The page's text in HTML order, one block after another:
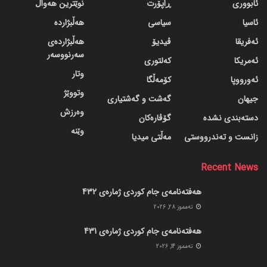
ئابووری
ئاسیا
ئەفریقا
ئەمریکا
ئەورووپا
جیهان
دسته‌بندی نشده
زانست و تەندرووستی
ڕاپۆرت
سیاسی
ڤیدیۆ
کەلتوری
کۆمەڵگا
گه‌شت و گه‌شتیاری
گۆڤاره‌کان
مەڵتی میدیا
نوێترین هەواڵ
هەڵبژاردە
هەڵبژاردەی
سەرنووسەر
وتار
وتووێژ
وەرزش
وێنە
Recent News
هەفتەنامەی جام کوردی ژمارەی 432
ته‌مموز 28, 2026
هەفتەنامەی جام کوردی ژمارەی 431
ته‌مموز 14, 2026